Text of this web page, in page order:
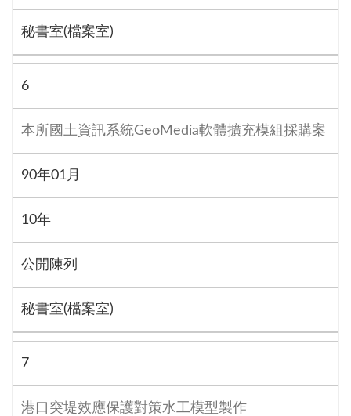
秘書室(檔案室)
6
本所國土資訊系統GeoMedia軟體擴充模組採購案
90年01月
10年
公開陳列
秘書室(檔案室)
7
港口突堤效應保護對策水工模型製作